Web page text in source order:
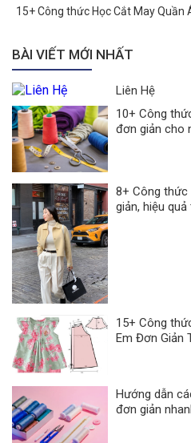
15+ Công thức Học Cắt May Quần
BÀI VIẾT MỚI NHẤT
Liên Hệ
10+ Công
đơn giản cho
8+ Công
giản, hiệu quả
15+ Công
Em Đơn Giản
Hướng dẫn
đơn giản